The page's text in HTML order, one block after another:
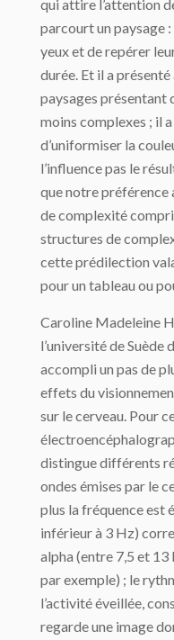
qui attire l’attention
parcourt un paysage
yeux et de repérer
durée. Et il a
paysages présentant
moins complexes ; il
d’uniformiser la
l’influence pas le
que notre préférence
de complexité
structures de
cette prédilection
pour un tableau ou
Caroline Madeleine
l’université de Suède
accompli un pas de
effets du
sur le cerveau. Pour
distingue différents
ondes émises par le
plus la fréquence est
inférieur à 3 Hz)
alpha (entre 7,5 et
par exemple) ; le
l’activité éveillée,
regarde une image